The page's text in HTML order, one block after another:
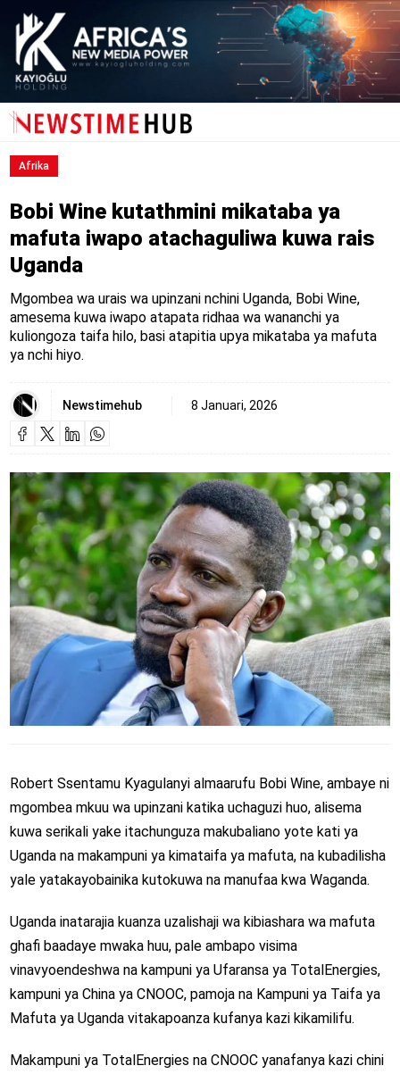
Afrika
Bobi Wine kutathmini mikataba ya
mafuta iwapo atachaguliwa kuwa rais
Uganda
Mgombea wa urais wa upinzani nchini Uganda, Bobi Wine,
amesema kuwa iwapo atapata ridhaa wa wananchi ya
kuliongoza taifa hilo, basi atapitia upya mikataba ya mafuta
ya nchi hiyo.
Newstimehub 8 Januari, 2026
Robert Ssentamu Kyagulanyi almaarufu Bobi Wine, ambaye ni
mgombea mkuu wa upinzani katika uchaguzi huo, alisema
kuwa serikali yake itachunguza makubaliano yote kati ya
Uganda na makampuni ya kimataifa ya mafuta, na kubadilisha
yale yatakayobainika kutokuwa na manufaa kwa Waganda.
Uganda inatarajia kuanza uzalishaji wa kibiashara wa mafuta
ghafi baadaye mwaka huu, pale ambapo visima
vinavyoendeshwa na kampuni ya Ufaransa ya TotalEnergies,
kampuni ya China ya CNOOC, pamoja na Kampuni ya Taifa ya
Mafuta ya Uganda vitakapoanza kufanya kazi kikamilifu.
Makampuni ya TotalEnergies na CNOOC yanafanya kazi chini